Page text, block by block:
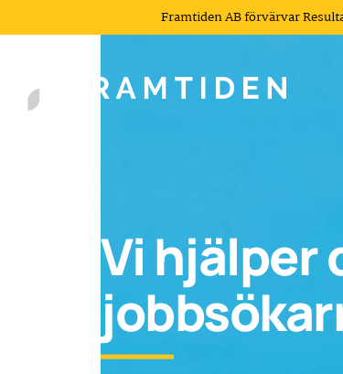
Framtiden AB förvärvar
Vi hjälper